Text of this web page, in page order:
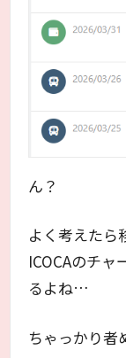
ん？
よく考えたら
ICOCAのチ
るよね…
ちゃっかり者